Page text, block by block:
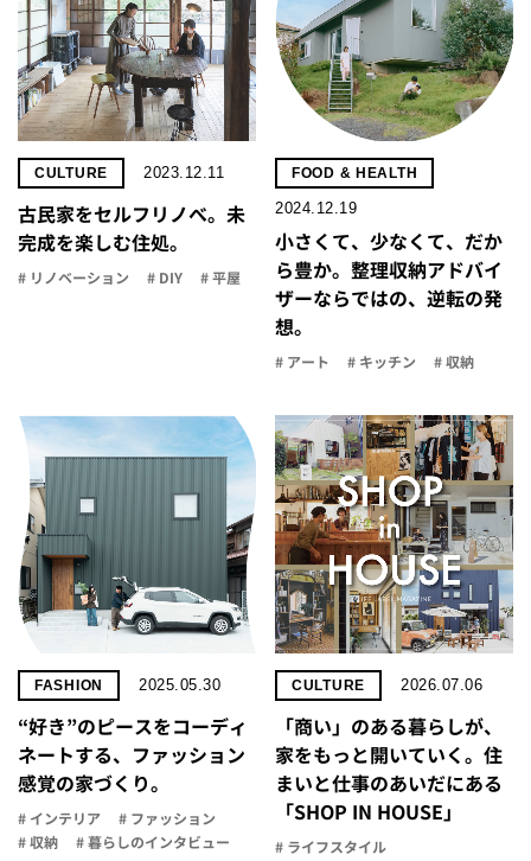
CULTURE 2023.12.11
古民家をセルフリノべ。未
完成を楽しむ住処。
# リノベーション # DIY # 平屋
FOOD & HEALTH
2024.12.19
小さくて、少なくて、だか
ら豊か。整理収納アドバイ
ザーならではの、逆転の発
想。
# アート # キッチン # 収納
FASHION 2025.05.30
“好き”のピースをコーディ
ネートする、ファッション
感覚の家づくり。
# インテリア
# ファッション
# 収納
# 暮らしのインタビュー
CULTURE 2026.07.06
「商い」の​ある​暮らしが、​
家を​もっと​開いていく。​住
まいと​仕事の​あいだに​ある​
「SHOP IN HOUSE」
# ライフスタイル